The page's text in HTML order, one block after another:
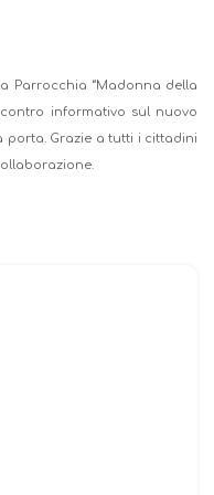
Parrocchia “Madonna della
informativo sul nuovo
porta. Grazie a tutti i cittadini